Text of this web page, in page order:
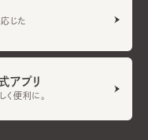
じた
アプリ
便利に。